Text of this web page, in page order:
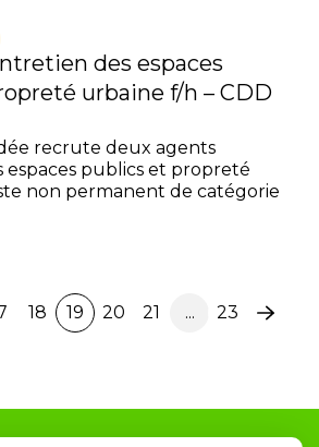
des espaces
urbaine f/h – CDD
recrute deux agents
espaces publics et propreté
non permanent de catégorie
18 19 20 21 ... 23
Page